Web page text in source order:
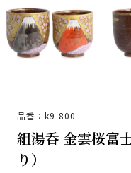
品番：k9-800
組湯呑 金雲桜富
り）